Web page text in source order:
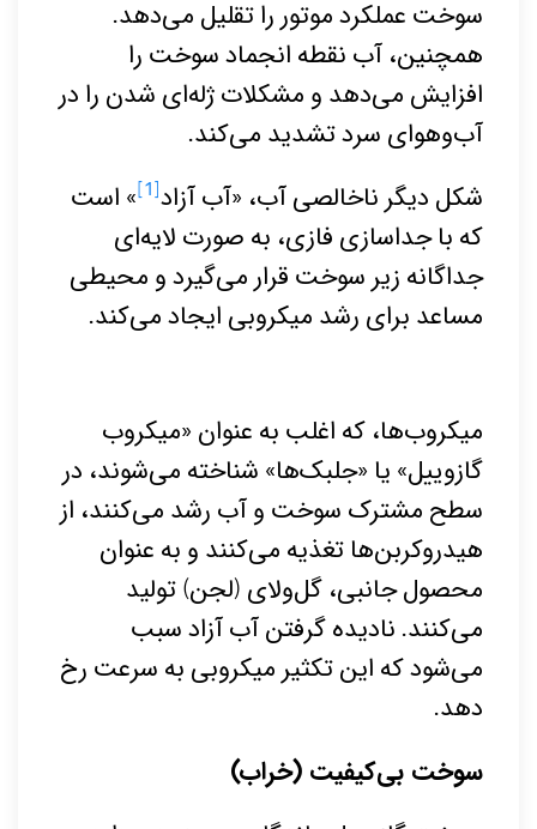
سوخت عملکرد موتور را تقلیل می‌دهد.
همچنین، آب نقطه انجماد سوخت را
افزایش می‌دهد و مشکلات ژله‌ای شدن را در
آب‌وهوای سرد تشدید می‌کند.
شکل دیگر ناخالصی آب، «آب آزاد[1]
» است
که با جداسازی فازی، به صورت لایه‌ای
جداگانه زیر سوخت قرار می‌گیرد و محیطی
مساعد برای رشد میکروبی ایجاد می‌کند.
میکروب‌ها، که اغلب به عنوان «میکروب
گازوییل» یا «جلبک‌ها» شناخته می‌شوند، در
سطح مشترک سوخت و آب رشد می‌کنند، از
هیدروکربن‌ها تغذیه می‌کنند و به عنوان
محصول جانبی، گل‌و‌لای (لجن) تولید
می‌کنند. نادیده گرفتن آب آزاد سبب
می‌شود که این تکثیر میکروبی به سرعت رخ
دهد.
سوخت بی‌کیفیت (خراب)